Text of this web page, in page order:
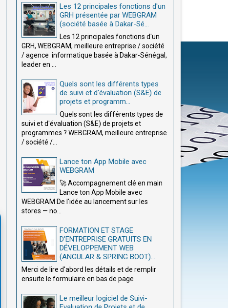
Les 12 principales fonctions d'un
GRH présentée par WEBGRAM
(société basée à Dakar-Sé...
Les 12 principales fonctions d'un
GRH, WEBGRAM, meilleure entreprise / société
/ agence informatique basée à Dakar-Sénégal,
leader en ...
Quels sont les différents types
de suivi et d'évaluation (S&E) de
projets et programm...
Quels sont les différents types de
suivi et d'évaluation (S&E) de projets et
programmes ? WEBGRAM, meilleure entreprise
/ société /...
Lance ton App Mobile avec
WEBGRAM
🚀 Accompagnement clé en main
Lance ton App Mobile avec
WEBGRAM De l'idée au lancement sur les
stores — no...
FORMATION ET STAGE
D’ENTREPRISE GRATUITS EN
DÉVELOPPEMENT WEB
(ANGULAR & SPRING BOOT)...
Merci de lire d'abord les détails et de remplir
ensuite le formulaire en bas de page
Le meilleur logiciel de Suivi-